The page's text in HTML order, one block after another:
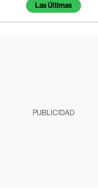
Las Últimas
PUBLICIDAD